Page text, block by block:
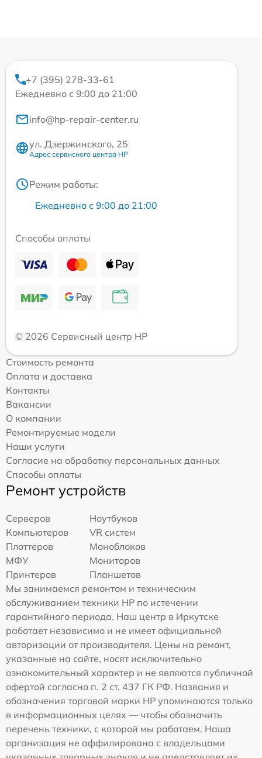
+7 (395) 278-33-61
Ежедневно с 9:00 до 21:00
info@hp-repair-center.ru
ул. Дзержинского, 25
Адрес сервисного центра HP
Режим работы:
Ежедневно с 9:00 до 21:00
Способы оплаты
© 2026 Сервисный центр HP
Стоимость ремонта
Оплата и доставка
Контакты
Вакансии
О компании
Ремонтируемые модели
Наши услуги
Согласие на обработку персональных данных
Способы оплаты
Ремонт устройств
Серверов
Ноутбуков
Компьютеров
VR систем
Плоттеров
Моноблоков
МФУ
Мониторов
Принтеров
Планшетов
Мы занимаемся ремонтом и техническим
обслуживанием техники HP по истечении
гарантийного периода. Наш центр в Иркутске
работает независимо и не имеет официальной
авторизации от производителя. Цены на ремонт,
указанные на сайте, носят исключительно
ознакомительный характер и не являются публичной
офертой согласно п. 2 ст. 437 ГК РФ. Названия и
обозначения торговой марки HP упоминаются только
в информационных целях — чтобы обозначить
перечень техники, с которой мы работаем. Наша
организация не аффилирована с владельцами